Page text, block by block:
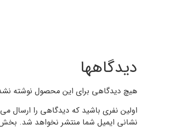
دیدگاهها
هیچ دیدگاهی برای این محصول نوشته
اولین نفری باشید که دیدگاهی را ارسال
نشانی ایمیل شما منتشر نخواهد شد.